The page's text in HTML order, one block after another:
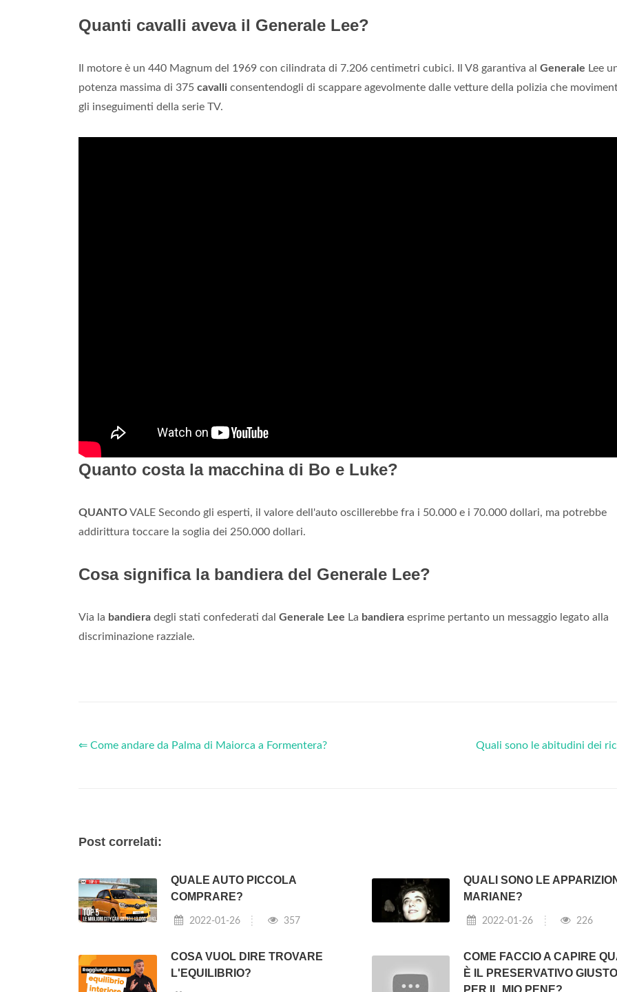
Quanti cavalli aveva il Generale Lee?
Il motore è un 440 Magnum del 1969 con cilindrata di 7.206 centimetri cubici. Il V8 garantiva al Generale Lee
potenza massima di 375 cavalli consentendogli di scappare agevolmente dalle vetture della polizia che
gli inseguimenti della serie TV.
Quanto costa la macchina di Bo e Luke?
QUANTOVALE Secondo gli esperti, il valore dell'auto oscillerebbe fra i 50.000 e i 70.000 dollari, ma potrebbe
addirittura toccare la soglia dei 250.000 dollari.
Cosa significa la bandiera del Generale Lee?
Via la bandiera degli stati confederati dal Generale Lee La bandiera esprime pertanto un messaggio legato alla
discriminazione razziale.
⇐ Come andare da Palma di Maiorca a Formentera? Quali sono le abitudini dei
Post correlati:
QUALE AUTO PICCOLA
COMPRARE?
2022-01-26 357
QUALI SONO LE
MARIANE?
2022-01-26 226
COSA VUOL DIRE TROVARE
L'EQUILIBRIO?
COME FACCIO A CAPIRE
È IL PRESERVATIVO GIUSTO